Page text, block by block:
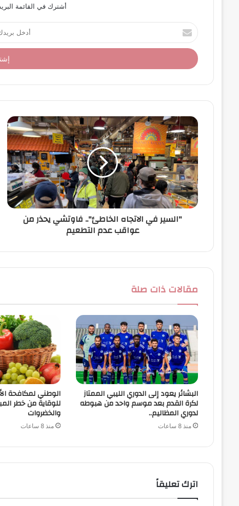
أشترك في القائمة
أ
د
خ
ل
د
ا
ل
إ
ل
ك
ت
ر
و
"السير في الاتجاه الخاطئ".. فاوتشي يحذر من
عواقب عدم التطعيم
مقالات ذات صلة
البشائر يعود إلى الدوري الليبي الممتاز
لكرة القدم بعد موسم واحد من هبوطه
لدوري المظاليم..
منذ 8 ساعات
الوطني لمكافحة
للوقاية من خطر
والخضروات
منذ 8 ساعات
اترك تعليقاً